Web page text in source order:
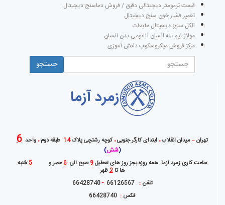
قیمت ترمومتر دیجیتالی دقیق / فروش دماسنج دیجیتال
تعمیر فشار خون سنج دیجیتال
الکل سنج دیجیتال مایعات
مولاژ نیم تنه انسان آناتومی بدن انسان
مرکز فروش میکروسکوپ دانش آموزی
فرم جستجو
جستجو
تهران–میدان انقلاب، ابتدای کارگر جنوبی،کوچه رشتچی پلاک14 طبقه دوم، واحد 6
(شش)
ساعت کاری زمرد آزما همه روزه بجز روز های تعطیل9صبح الی6عصر و5شنبه
ها تا2ظهر
تلفن:
66126567
-
66428740
فکس :